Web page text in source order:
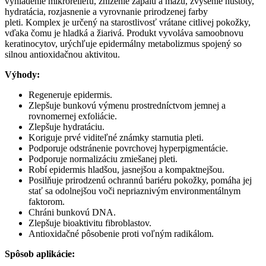
hydratácia, rozjasnenie a vyrovnanie prirodzenej farby
pleti. Komplex je určený na starostlivosť vrátane citlivej pokožky,
vďaka čomu je hladká a žiarivá. Produkt vyvoláva samoobnovu
keratinocytov, urýchľuje epidermálny metabolizmus spojený so
silnou antioxidačnou aktivitou.
Výhody:
Regeneruje epidermis.
Zlepšuje bunkovú výmenu prostredníctvom jemnej a
rovnomernej exfoliácie.
Zlepšuje hydratáciu.
Koriguje prvé viditeľné známky starnutia pleti.
Podporuje odstránenie povrchovej hyperpigmentácie.
Podporuje normalizáciu zmiešanej pleti.
Robí epidermis hladšou, jasnejšou a kompaktnejšou.
Posilňuje prirodzenú ochrannú bariéru pokožky, pomáha jej
stať sa odolnejšou voči nepriaznivým environmentálnym
faktorom.
Chráni bunkovú DNA.
Zlepšuje bioaktivitu fibroblastov.
Antioxidačné pôsobenie proti voľným radikálom.
Spôsob aplikácie: